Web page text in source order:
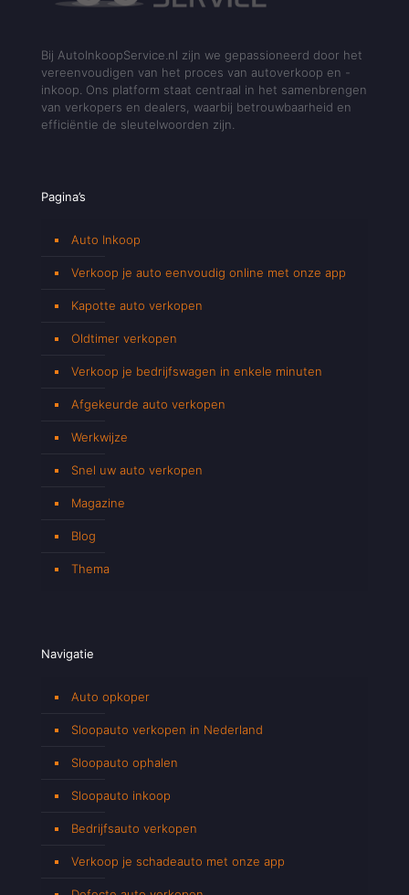
Bij AutoInkoopService.nl zijn we gepassioneerd door het
vereenvoudigen van het proces van autoverkoop en -
inkoop. Ons platform staat centraal in het samenbrengen
van verkopers en dealers, waarbij betrouwbaarheid en
efficiëntie de sleutelwoorden zijn.
Pagina’s
Auto Inkoop
Verkoop je auto eenvoudig online met onze app
Kapotte auto verkopen
Oldtimer verkopen
Verkoop je bedrijfswagen in enkele minuten
Afgekeurde auto verkopen
Werkwijze
Snel uw auto verkopen
Magazine
Blog
Thema
Navigatie
Auto opkoper
Sloopauto verkopen in Nederland
Sloopauto ophalen
Sloopauto inkoop
Bedrijfsauto verkopen
Verkoop je schadeauto met onze app